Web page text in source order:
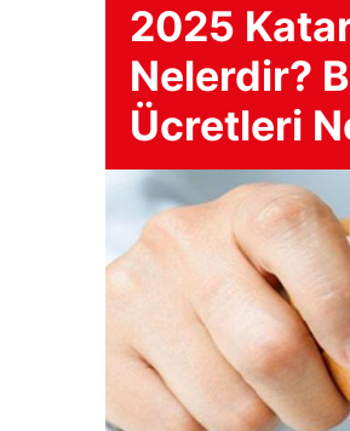
2025
Nelerdir?
Ücretleri